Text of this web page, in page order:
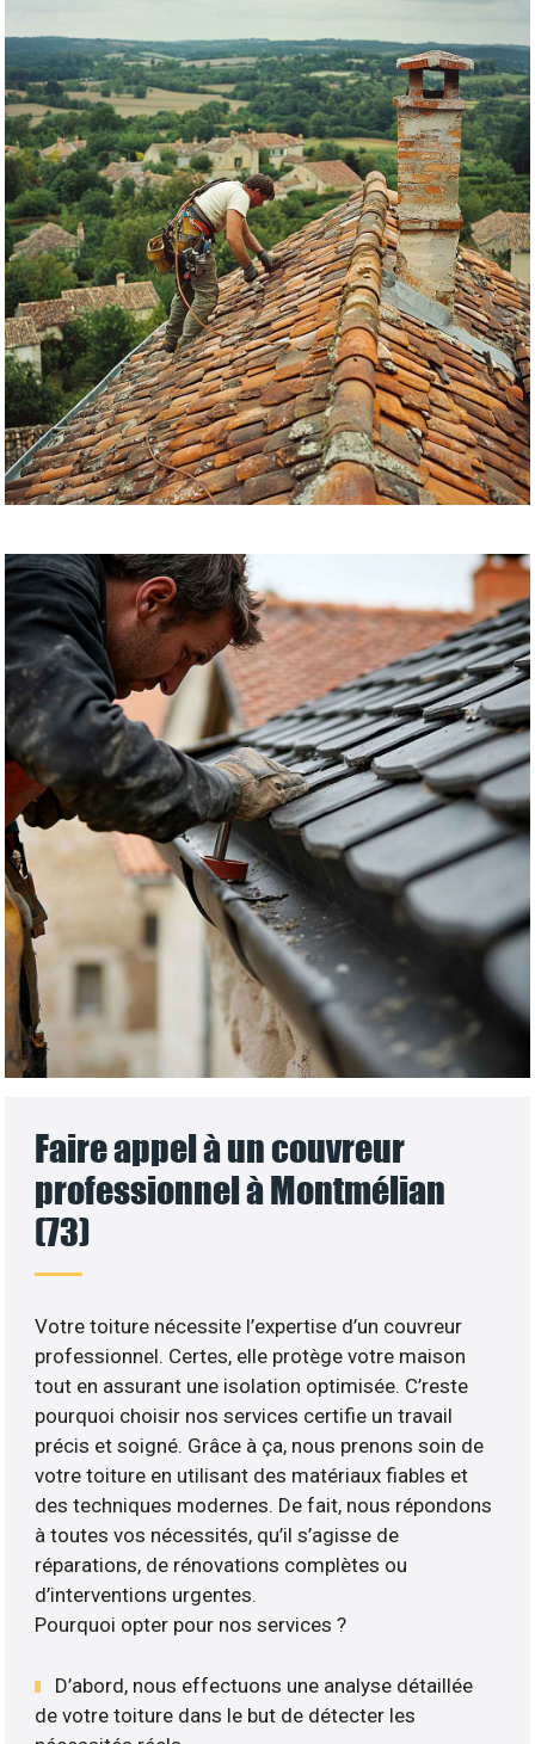
Faire appel à un couvreur
professionnel à Montmélian
(73)
Votre toiture nécessite l’expertise d’un couvreur
professionnel. Certes, elle protège votre maison
tout en assurant une isolation optimisée. C’reste
pourquoi choisir nos services certifie un travail
précis et soigné. Grâce à ça, nous prenons soin de
votre toiture en utilisant des matériaux fiables et
des techniques modernes. De fait, nous répondons
à toutes vos nécessités, qu’il s’agisse de
réparations, de rénovations complètes ou
d’interventions urgentes.
Pourquoi opter pour nos services ?
D’abord, nous effectuons une analyse détaillée
de votre toiture dans le but de détecter les